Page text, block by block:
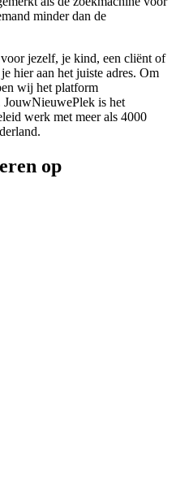
minder dan de
jezelf, je kind, een cliënt of
hier aan het juiste adres. Om
wij het platform
JouwNieuwePlek is het
werk met meer als 4000
op